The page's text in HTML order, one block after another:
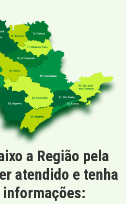
a Região pela
atendido e tenha